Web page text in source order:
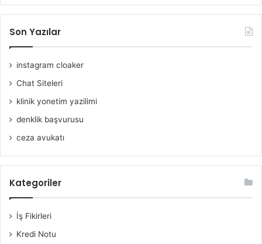
Son Yazılar
instagram cloaker
Chat Siteleri
klinik yonetim yazilimi
denklik başvurusu
ceza avukatı
Kategoriler
İş Fikirleri
Kredi Notu